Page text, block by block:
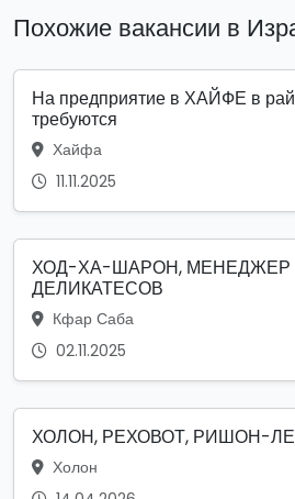
Похожие вакансии в
На предприятие в ХАЙФЕ в
требуются
Хайфа
11.11.2025
ХОД-ХА-ШАРОН, МЕНЕДЖЕР
ДЕЛИКАТЕСОВ
Кфар Саба
02.11.2025
ХОЛОН, РЕХОВОТ, РИШОН-
Холон